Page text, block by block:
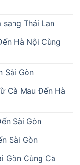
Thái Lan
Hà Nội Cùng
Sài Gòn
Cà Mau Đến Hà
Sài Gòn
Sài Gòn
Gòn Cùng Cà